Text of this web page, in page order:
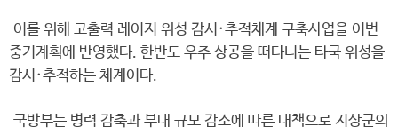
이를 위해 고출력 레이저 위성 감시·추적체계 구축사업을 이번
중기계획에 반영했다. 한반도 우주 상공을 떠다니는 타국 위성을
감시·추적하는 체계이다.
국방부는 병력 감축과 부대 규모 감소에 따른 대책으로 지상군의